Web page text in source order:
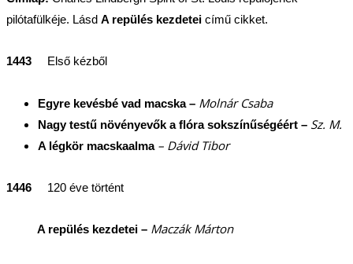
pilótafülkéje. Lásd A repülés kezdetei című cikket.
1443 Első kézből
Egyre kevésbé vad macska – Molnár Csaba
Nagy testű növényevők a flóra sokszínűségéért – Sz. M.
A légkör macskaalma– Dávid Tibor
1446 120 éve történt
A repülés kezdetei – Maczák Márton